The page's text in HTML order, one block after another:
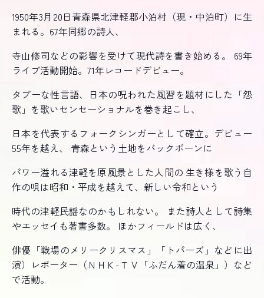
1950年3月20日青森県北津軽郡小泊村（現・中泊町）に生
まれる。67年同郷の詩人、
寺山修司などの影響を受けて現代詩を書き始める。 69年
ライブ活動開始。71年レコードデビュー。
タブーな性言語、日本の呪われた風習を題材にした「怨
歌」を歌いセンセーショナルを巻き起こし、
日本を代表するフォークシンガーとして確立。デビュー
55年を越え、 青森という土地をバックボーンに
パワー溢れる津軽を原風景とした人間の 生き様を歌う自
作の唄は昭和・平成を越えて、新しい令和という
時代の津軽民謡なのかもしれない。 また詩人として詩集
やエッセイも著書多数。 ほかフィールドは広く、
俳優「戦場のメリークリスマス」「トパーズ」などに出
演）レポーター（ＮＨＫ-ＴＶ「ふだん着の温泉」）など
で活動。